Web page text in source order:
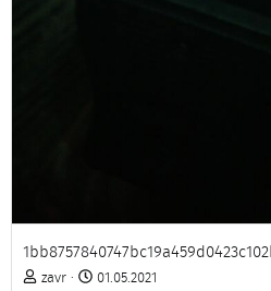
zavr 01.05.2021